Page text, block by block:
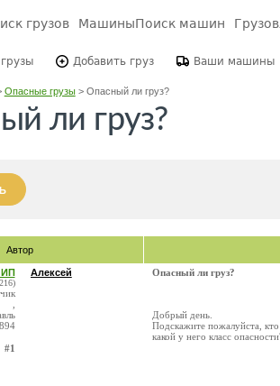
грузов МашиныПоиск машин
Добавить груз Ваши машины
Опасные грузы> Опасный ли груз?
ли груз?
Автор
ИП
#1
Алексей Опасный ли груз?
Добрый день.
Подскажите пожалуйста, кто
какой у него класс